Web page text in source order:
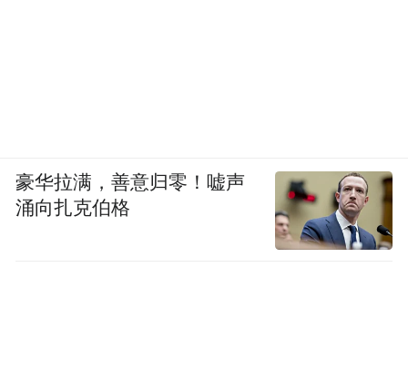
豪华拉满，善意归零！嘘声
涌向扎克伯格